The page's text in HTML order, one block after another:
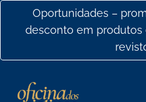
conteúdo
Oportunidades –
desconto em produtos